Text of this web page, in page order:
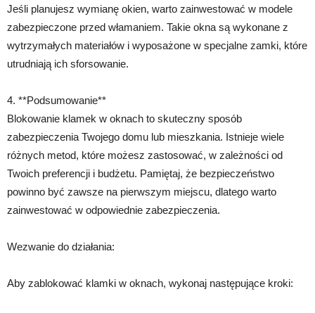
Jeśli planujesz wymianę okien, warto zainwestować w modele
zabezpieczone przed włamaniem. Takie okna są wykonane z
wytrzymałych materiałów i wyposażone w specjalne zamki, które
utrudniają ich sforsowanie.
4. **Podsumowanie**
Blokowanie klamek w oknach to skuteczny sposób
zabezpieczenia Twojego domu lub mieszkania. Istnieje wiele
różnych metod, które możesz zastosować, w zależności od
Twoich preferencji i budżetu. Pamiętaj, że bezpieczeństwo
powinno być zawsze na pierwszym miejscu, dlatego warto
zainwestować w odpowiednie zabezpieczenia.
Wezwanie do działania:
Aby zablokować klamki w oknach, wykonaj następujące kroki: